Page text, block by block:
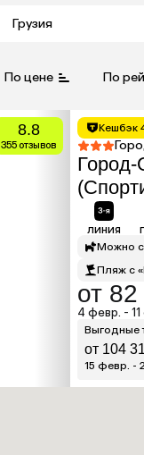
Грузия
По цене По
8.8
355 отзывов
Кешбэк
линия
Можно
Пляж с
от
4 февр. -
Выгодные
от 104
15 февр. -